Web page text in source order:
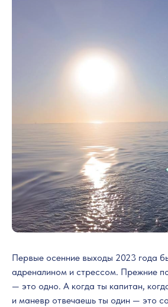
Первые осенние выходы 2023 года
адреналином и стрессом. Прежние
— это одно. А когда ты капитан,
и маневр отвечаешь ты один — это